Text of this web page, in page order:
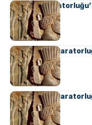
Sasani
Ahameniş
Ahameniş